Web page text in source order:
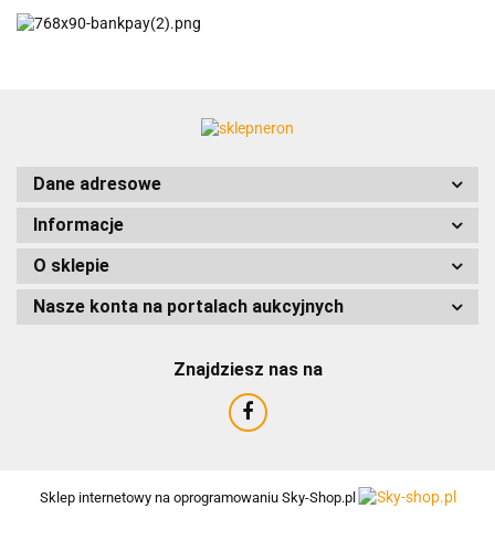
AMTRA
Dane adresowe
Informacje
O sklepie
Nasze konta na portalach aukcyjnych
Znajdziesz nas na
Sklep internetowy na oprogramowaniu Sky-Shop.pl